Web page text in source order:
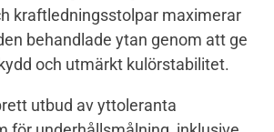
kraftledningsstolpar maximerar
behandlade ytan genom att ge
och utmärkt kulörstabilitet.
utbud av yttoleranta